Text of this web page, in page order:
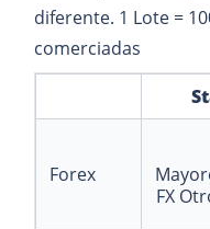
diferente. 1 Lote =
comerciadas
Forex
FX